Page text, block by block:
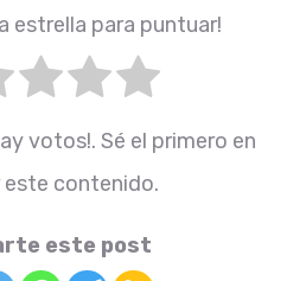
estrella para puntuar!
votos!. Sé el primero en
este contenido.
este post